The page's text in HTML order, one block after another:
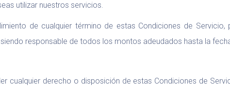
utilizar nuestros servicios.
de cualquier término de estas Condiciones de
responsable de todos los montos adeudados hasta la
cualquier derecho o disposición de estas Condiciones de